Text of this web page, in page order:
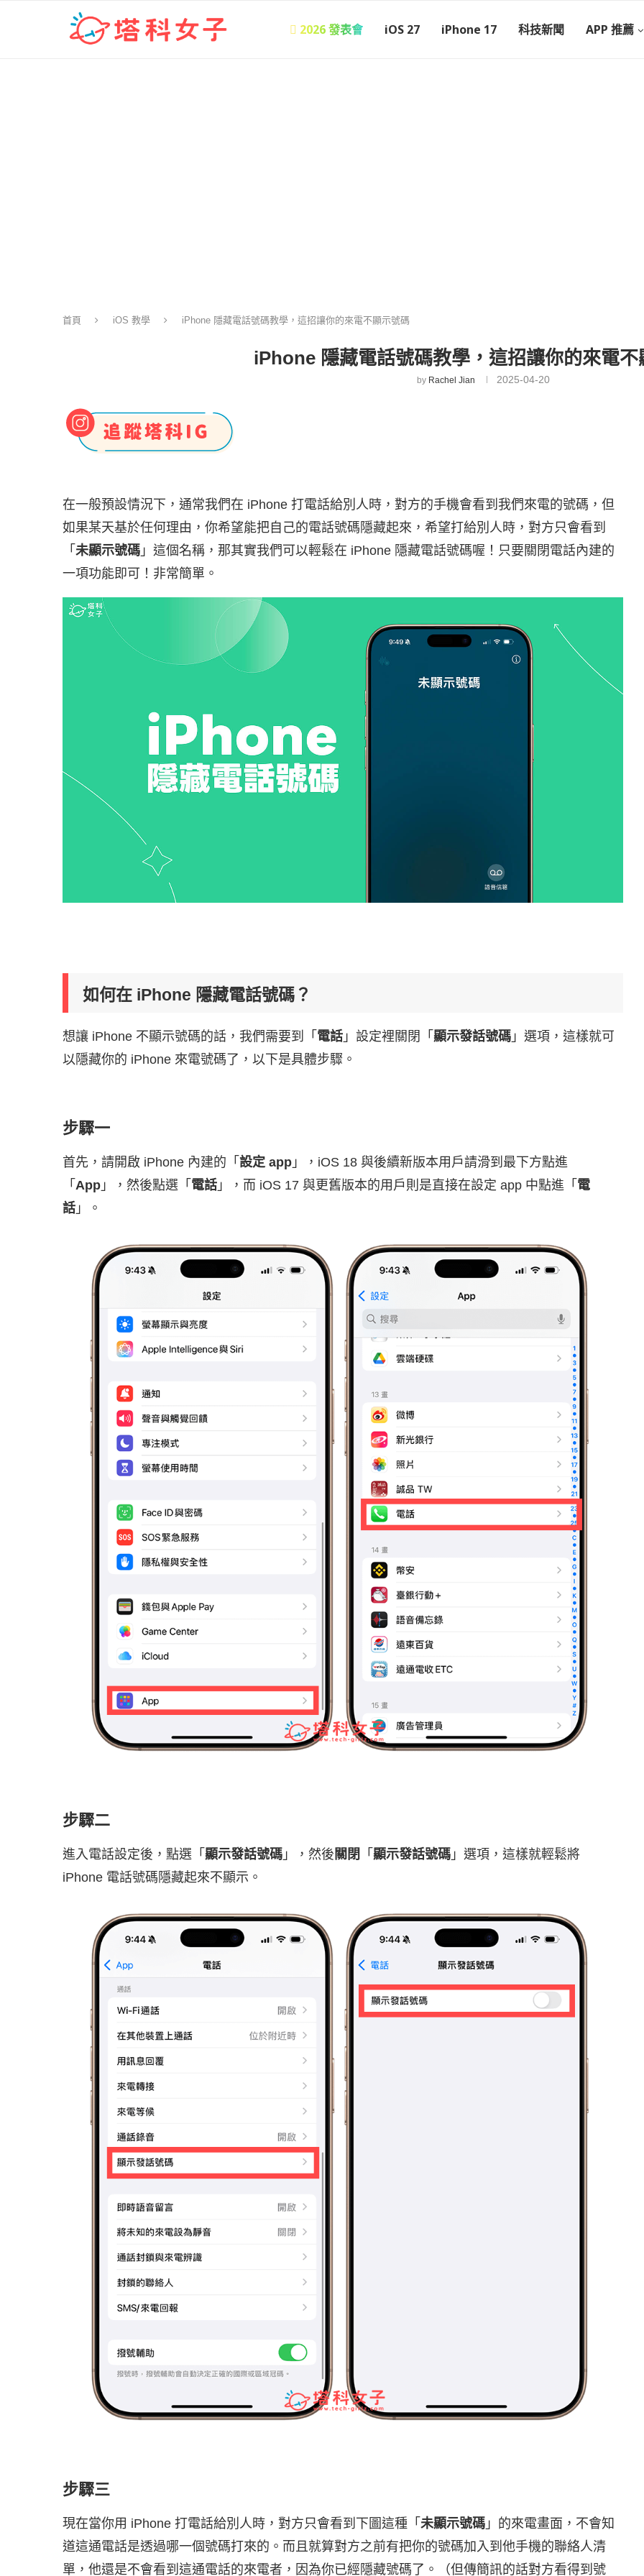
 2026 發表會 iOS 27 iPhone 17 科技新聞 APP 推薦
首頁 iOS 教學 iPhone 隱藏電話號碼教學，這招讓你的來電不顯示號碼
iPhone 隱藏電話號碼教學，這招讓你的來電不
by Rachel Jian 2025-04-20
在一般預設情況下，通常我們在 iPhone 打電話給別人時，對方的手機會看到我們來電的號碼，但
如果某天基於任何理由，你希望能把自己的電話號碼隱藏起來，希望打給別人時，對方只會看到
「 未顯示號碼 」這個名稱，那其實我們可以輕鬆在 iPhone 隱藏電話號碼喔！只要關閉電話內建的
一項功能即可！非常簡單。
如何在 iPhone 隱藏電話號碼？
想讓 iPhone 不顯示號碼的話，我們需要到「 電話 」設定裡關閉「 顯示發話號碼 」選項，這樣就可
以隱藏你的 iPhone 來電號碼了，以下是具體步驟。
步驟一
首先，請開啟 iPhone 內建的「 設定 app 」，iOS 18 與後續新版本用戶請滑到最下方點進
「 App 」，然後點選「 電話 」，而 iOS 17 與更舊版本的用戶則是直接在設定 app 中點進「 電
話 」。
步驟二
進入電話設定後，點選「 顯示發話號碼 」，然後 關閉 「 顯示發話號碼 」選項，這樣就輕鬆將
iPhone 電話號碼隱藏起來不顯示。
步驟三
現在當你用 iPhone 打電話給別人時，對方只會看到下圖這種「 未顯示號碼 」的來電畫面，不會知
道這通電話是透過哪一個號碼打來的。而且就算對方之前有把你的號碼加入到他手機的聯絡人清
單，他還是不會看到這通電話的來電者，因為你已經隱藏號碼了。（但傳簡訊的話對方看得到號